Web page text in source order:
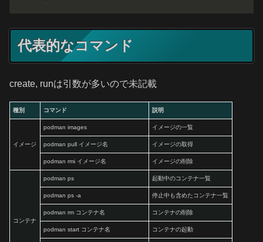
代表的なコマンド
create, runは引数が多いので未記載
種別 コマンド 説明
イメージ
podman images イメージの一覧
podman pull イメージ名 イメージの取得
podman rmi イメージ名 イメージの削除
コンテナ
podman ps 起動中のコンテナ一覧
podman ps -a 停止中も含めたコンテナ一覧
podman rm コンテナ名 コンテナの削除
podman start コンテナ名 コンテナの起動